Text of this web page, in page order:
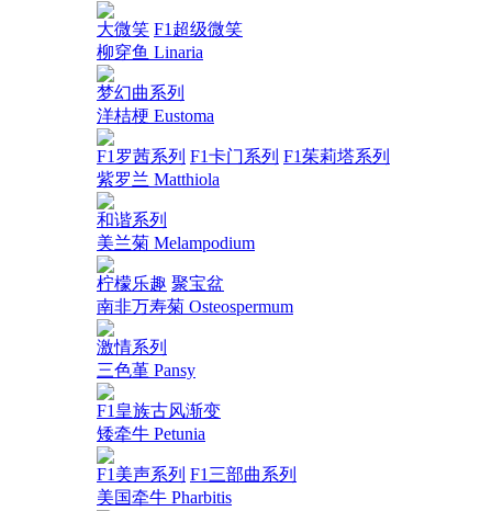
大微笑 F1超级微笑
柳穿鱼 Linaria
梦幻曲系列
洋桔梗 Eustoma
F1罗茜系列 F1卡门系列 F1茱莉塔系列
紫罗兰 Matthiola
和谐系列
美兰菊 Melampodium
柠檬乐趣 聚宝盆
南非万寿菊 Osteospermum
激情系列
三色堇 Pansy
F1皇族古风渐变
矮牵牛 Petunia
F1美声系列 F1三部曲系列
美国牵牛 Pharbitis